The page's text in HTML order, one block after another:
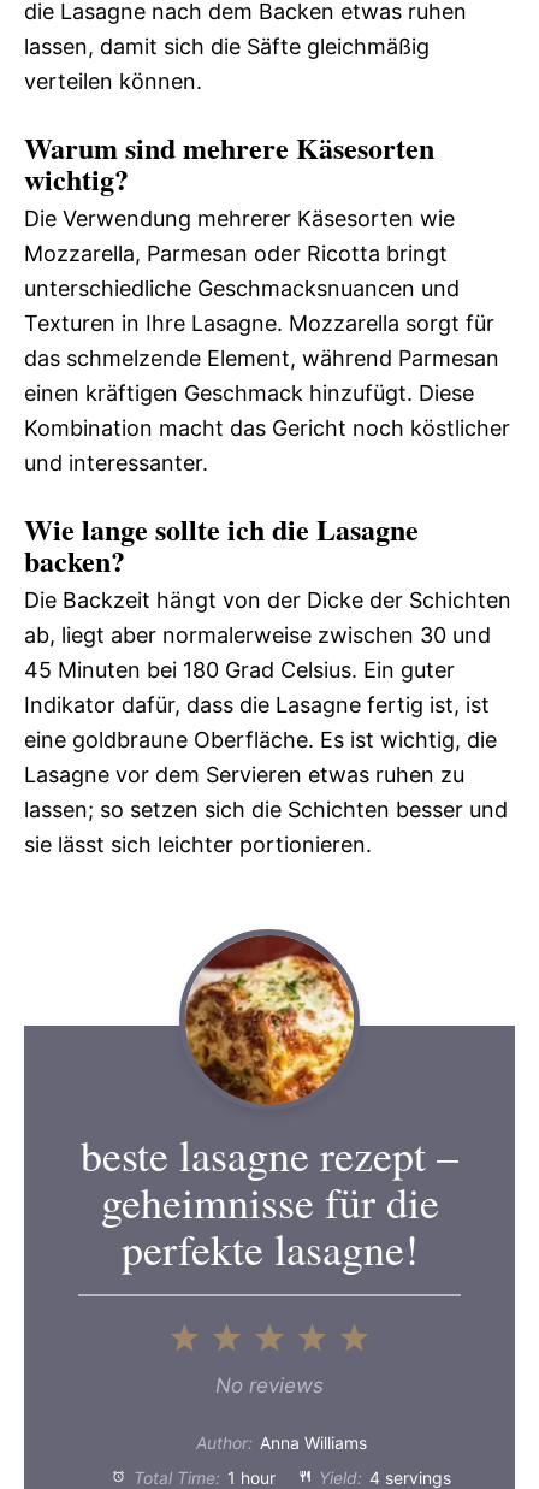
die Lasagne nach dem Backen etwas ruhen
lassen, damit sich die Säfte gleichmäßig
verteilen können.
Warum sind mehrere Käsesorten
wichtig?
Die Verwendung mehrerer Käsesorten wie
Mozzarella, Parmesan oder Ricotta bringt
unterschiedliche Geschmacksnuancen und
Texturen in Ihre Lasagne. Mozzarella sorgt für
das schmelzende Element, während Parmesan
einen kräftigen Geschmack hinzufügt. Diese
Kombination macht das Gericht noch köstlicher
und interessanter.
Wie lange sollte ich die Lasagne
backen?
Die Backzeit hängt von der Dicke der Schichten
ab, liegt aber normalerweise zwischen 30 und
45 Minuten bei 180 Grad Celsius. Ein guter
Indikator dafür, dass die Lasagne fertig ist, ist
eine goldbraune Oberfläche. Es ist wichtig, die
Lasagne vor dem Servieren etwas ruhen zu
lassen; so setzen sich die Schichten besser und
sie lässt sich leichter portionieren.
beste lasagne rezept –
geheimnisse für die
perfekte lasagne!
5
4
3
Stars
2
Stars
1
Star
No reviews
Author: Anna Williams
Total Time: 1 hour Yield: 4 servings